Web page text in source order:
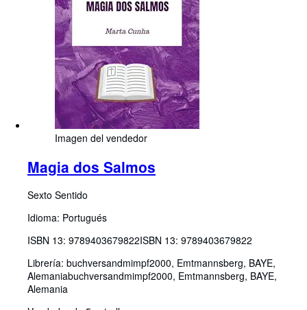
Imagen del vendedor
Magia dos Salmos
Sexto Sentido
Idioma: Portugués
ISBN 13: 9789403679822ISBN 13: 9789403679822
Librería: buchversandmimpf2000, Emtmannsberg, BAYE,
Alemaniabuchversandmimpf2000, Emtmannsberg, BAYE,
Alemania